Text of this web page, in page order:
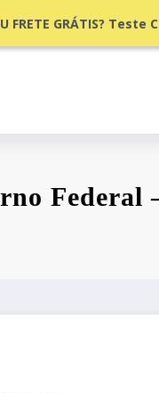
FRETE GRÁTIS?
Federal